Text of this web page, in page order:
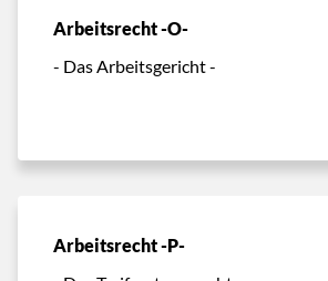
Arbeitsrecht -O-
- Das Arbeitsgericht -
Arbeitsrecht -P-